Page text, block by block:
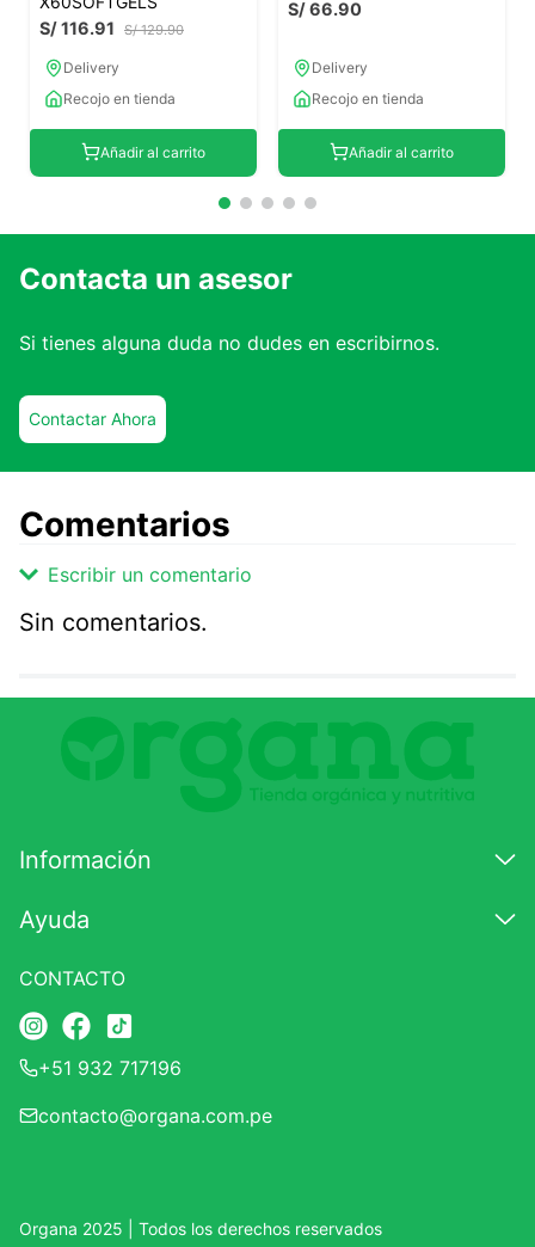
S/ 129.90
S/116.91
Delivery
Recojo en tienda
Añadir al carrito
S/66.90
Delivery
Recojo en tienda
Añadir al carrito
Contacta un asesor
Si tienes alguna duda no dudes en escribirnos.
Contactar Ahora
Comentarios
Escribir un comentario
Comentario
Califique el producto de 1 a 5 estrellas
★★★
Correo electrónico
Sin comentarios.
Información
Ayuda
CONTACTO
+51 932 717196
contacto@organa.com.pe
Organa 2025 | Todos los derechos reservados